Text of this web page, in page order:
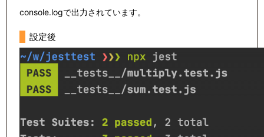
console.logで出力されています。
設定後